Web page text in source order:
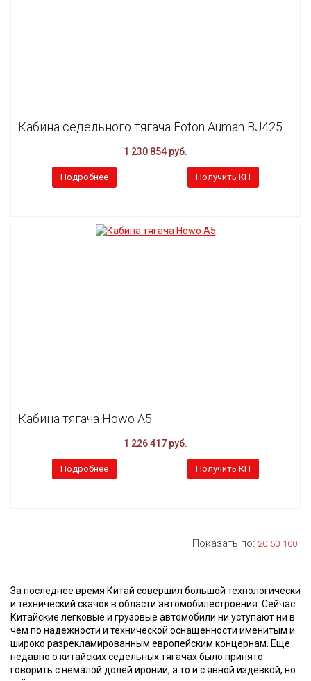
Кабина седельного тягача Foton Auman BJ425
1 230 854 руб.
Подробнее Получить КП
Кабина тягача Howo A5
1 226 417 руб.
Подробнее Получить КП
Показать по: 20 50 100
За последнее время Китай совершил большой технологически
и технический скачок в области автомобилестроения. Сейчас
Китайские легковые и грузовые автомобили ни уступают ни в
чем по надежности и технической оснащенности именитым и
широко разрекламированным европейским концернам. Еще
недавно о китайских седельных тягачах было принято
говорить с немалой долей иронии, а то и с явной издевкой, но